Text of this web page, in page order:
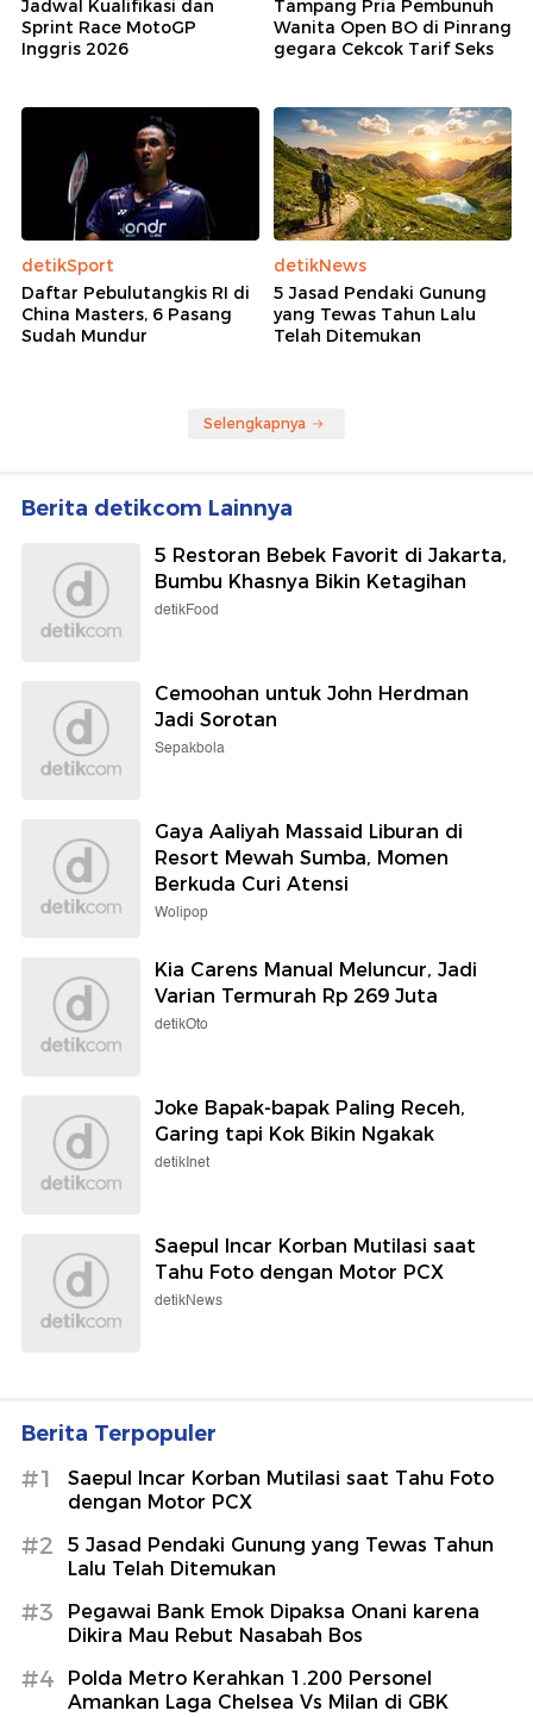
Jadwal Kualifikasi dan
Sprint Race MotoGP
Inggris 2026
Tampang Pria Pembunuh
Wanita Open BO di Pinrang
gegara Cekcok Tarif Seks
detikSport
Daftar Pebulutangkis RI di
China Masters, 6 Pasang
Sudah Mundur
detikNews
5 Jasad Pendaki Gunung
yang Tewas Tahun Lalu
Telah Ditemukan
Selengkapnya
Berita detikcom Lainnya
5 Restoran Bebek Favorit di Jakarta,
Bumbu Khasnya Bikin Ketagihan
detikFood
Cemoohan untuk John Herdman
Jadi Sorotan
Sepakbola
Gaya Aaliyah Massaid Liburan di
Resort Mewah Sumba, Momen
Berkuda Curi Atensi
Wolipop
Kia Carens Manual Meluncur, Jadi
Varian Termurah Rp 269 Juta
detikOto
Joke Bapak-bapak Paling Receh,
Garing tapi Kok Bikin Ngakak
detikInet
Saepul Incar Korban Mutilasi saat
Tahu Foto dengan Motor PCX
detikNews
Berita Terpopuler
#1
Saepul Incar Korban Mutilasi saat Tahu Foto
dengan Motor PCX
#2
5 Jasad Pendaki Gunung yang Tewas Tahun
Lalu Telah Ditemukan
#3
Pegawai Bank Emok Dipaksa Onani karena
Dikira Mau Rebut Nasabah Bos
#4
Polda Metro Kerahkan 1.200 Personel
Amankan Laga Chelsea Vs Milan di GBK